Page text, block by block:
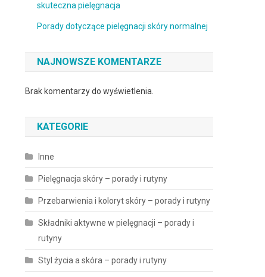
skuteczna pielęgnacja
Porady dotyczące pielęgnacji skóry normalnej
NAJNOWSZE KOMENTARZE
Brak komentarzy do wyświetlenia.
KATEGORIE
Inne
Pielęgnacja skóry – porady i rutyny
Przebarwienia i koloryt skóry – porady i rutyny
Składniki aktywne w pielęgnacji – porady i
rutyny
Styl życia a skóra – porady i rutyny